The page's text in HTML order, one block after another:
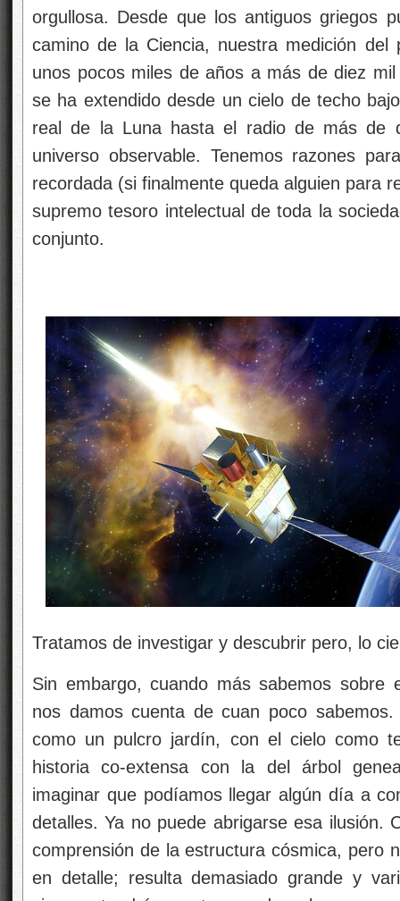
orgullosa. Desde que los antiguos griegos
camino de la Ciencia, nuestra medición del
unos pocos miles de años a más de diez
se ha extendido desde un cielo de techo
real de la Luna hasta el radio de más de
universo observable. Tenemos razones
recordada (si finalmente queda alguien para
supremo tesoro intelectual de toda la
conjunto.
Tratamos de investigar y descubrir pero, lo
Sin embargo, cuando más sabemos sobre
nos damos cuenta de cuan poco
como un pulcro jardín, con el cielo como
historia co-extensa con la del árbol
imaginar que podíamos llegar algún día a
detalles. Ya no puede abrigarse esa ilusión.
comprensión de la estructura cósmica, pero
en detalle; resulta demasiado grande y